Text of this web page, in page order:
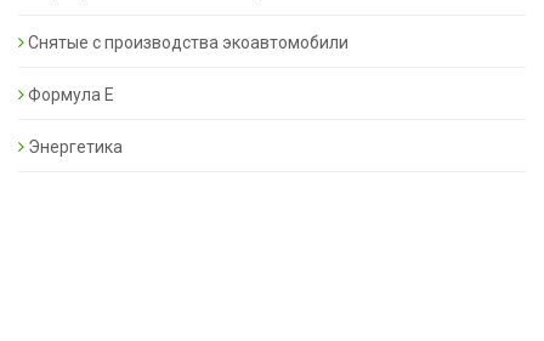
Снятые с производства экоавтомобили
Формула Е
Энергетика